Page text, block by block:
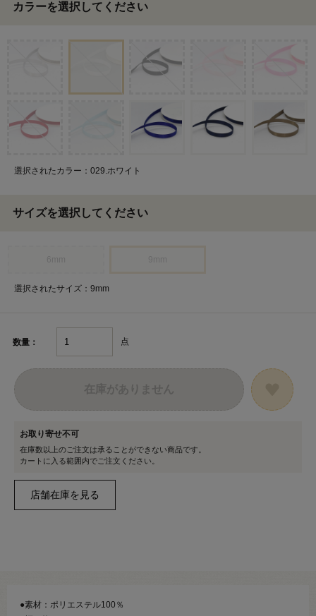
カラーを選択してください
選択されたカラー：029.ホワイト
サイズを選択してください
選択されたサイズ：9mm
数量： 点
お取り寄せ不可
在庫数以上のご注文は承ることができない商品です。
カートに入る範囲内でご注文ください。
●素材：ポリエステル100％